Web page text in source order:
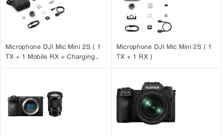
Microphone DJI Mic Mini 2S ( 1
TX + 1 Mobile RX + Charging
Microphone DJI Mic Mini 2S ( 1
TX + 1 RX )